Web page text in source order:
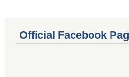
Official Facebook